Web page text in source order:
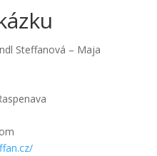
Steffanová – Maja